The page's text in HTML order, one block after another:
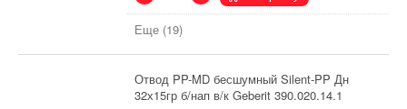
Еще (19)
Отвод PP-MD бесшумный Silent-PP Дн
32х15гр б/нап в/к Geberit 390.020.14.1